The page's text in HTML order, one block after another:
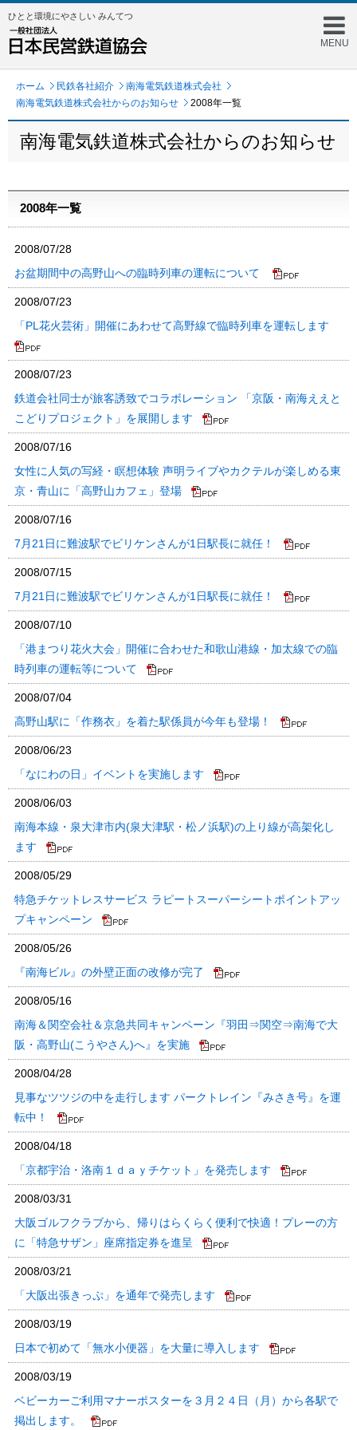
MENU
ひとと環境にやさしい みんてつ
ホーム 民鉄各社紹介
南海電気鉄道株式会社
南海電気鉄道株式会社からのお知らせ
2008年一覧
南海電気鉄道株式会社からのお知らせ
2008年一覧
2008/07/28
お盆期間中の高野山への臨時列車の運転について
2008/07/23
「PL花火芸術」開催にあわせて高野線で臨時列車を運転します
2008/07/23
鉄道会社同士が旅客誘致でコラボレーション 「京阪・南海ええと
こどりプロジェクト」を展開します
2008/07/16
女性に人気の写経・瞑想体験 声明ライブやカクテルが楽しめる東
京・青山に「高野山カフェ」登場
2008/07/16
7月21日に難波駅でビリケンさんが1日駅長に就任！
2008/07/15
7月21日に難波駅でビリケンさんが1日駅長に就任！
2008/07/10
「港まつり花火大会」開催に合わせた和歌山港線・加太線での臨
時列車の運転等について
2008/07/04
高野山駅に「作務衣」を着た駅係員が今年も登場！
2008/06/23
「なにわの日」イベントを実施します
2008/06/03
南海本線・泉大津市内(泉大津駅・松ノ浜駅)の上り線が高架化し
ます
2008/05/29
特急チケットレスサービス ラピートスーパーシートポイントアッ
プキャンペーン
2008/05/26
『南海ビル』の外壁正面の改修が完了
2008/05/16
南海＆関空会社＆京急共同キャンペーン『羽田⇒関空⇒南海で大
阪・高野山(こうやさん)へ』を実施
2008/04/28
見事なツツジの中を走行します パークトレイン『みさき号』を運
転中！
2008/04/18
「京都宇治・洛南１ｄａｙチケット」を発売します
2008/03/31
大阪ゴルフクラブから、帰りはらくらく便利で快適！プレーの方
に「特急サザン」座席指定券を進呈
2008/03/21
「大阪出張きっぷ」を通年で発売します
2008/03/19
日本で初めて「無水小便器」を大量に導入します
2008/03/19
ベビーカーご利用マナーポスターを３月２４日（月）から各駅で
掲出します。